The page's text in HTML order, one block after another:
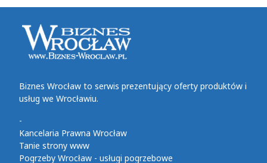
Biznes Wrocław to serwis prezentujący oferty produktów i
usług we Wrocławiu.
-
Kancelaria Prawna Wrocław
Tanie strony www
Pogrzeby Wrocław - usługi pogrzebowe